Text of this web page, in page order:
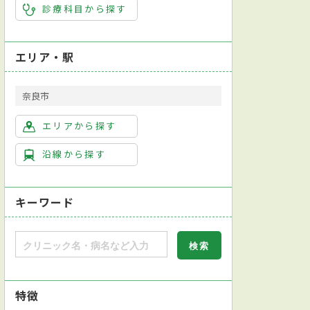
診療科目から探す
エリア・駅
奈良市
エリアから探す
沿線から探す
キーワード
特徴